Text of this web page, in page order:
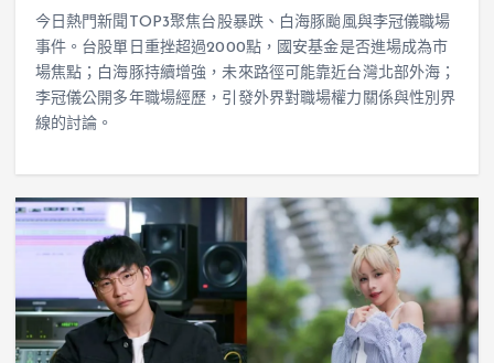
今日熱門新聞TOP3聚焦台股暴跌、白海豚颱風與李冠儀職場
事件。台股單日重挫超過2000點，國安基金是否進場成為市
場焦點；白海豚持續增強，未來路徑可能靠近台灣北部外海；
李冠儀公開多年職場經歷，引發外界對職場權力關係與性別界
線的討論。